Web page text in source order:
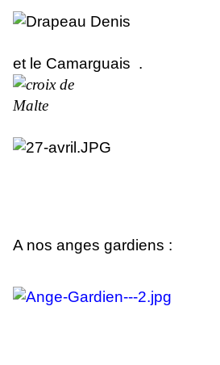
et le Camarguais .
A nos anges gardiens :